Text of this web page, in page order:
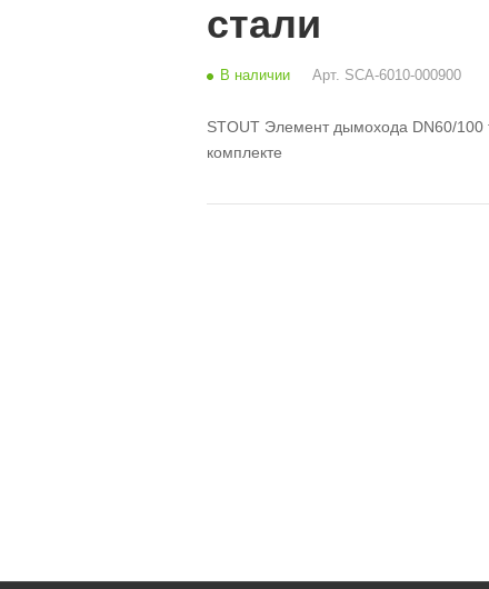
стали
В наличии Арт. SCA-6010-000900
STOUT Элемент дымохода DN60/100
комплекте